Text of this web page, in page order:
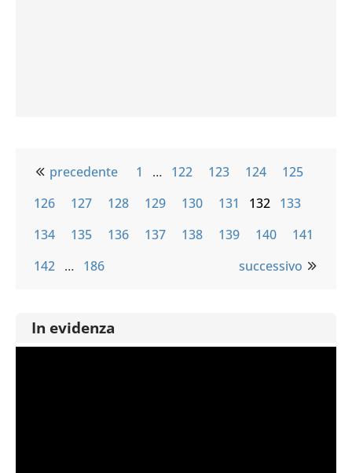
precedente 1 … 122 123 124
125
126
127 128 129 130 131 132 133
134
135 136 137 138 139 140
141
142 … 186 successivo
In evidenza